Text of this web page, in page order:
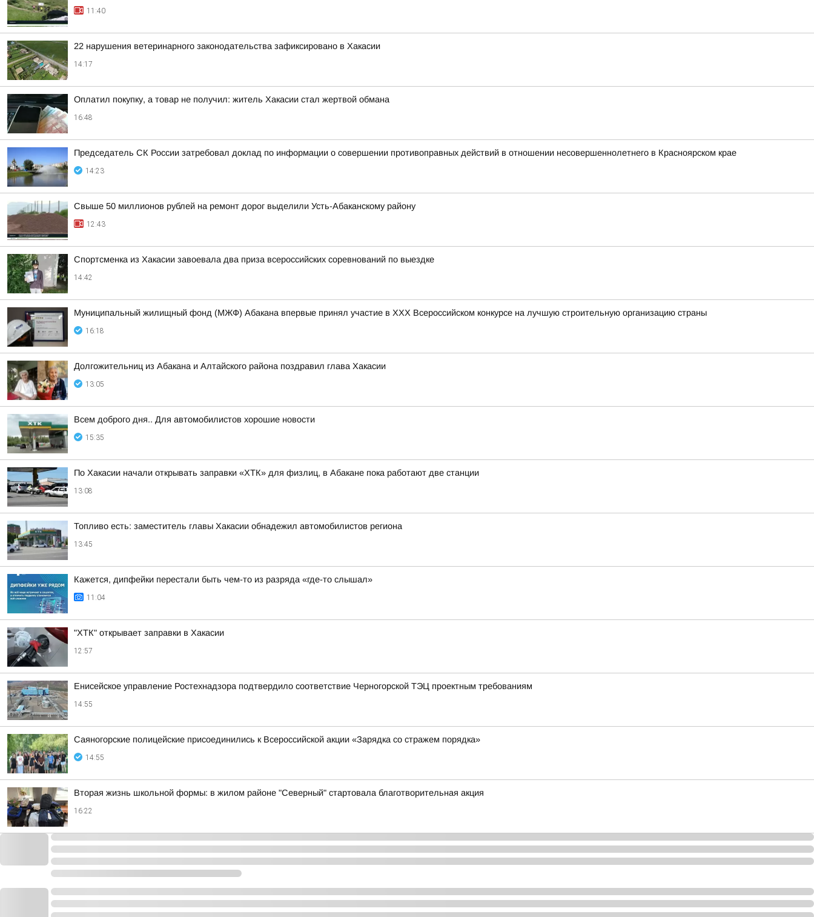
11:40
22 нарушения ветеринарного законодательства зафиксировано в Хакасии
14:17
Оплатил покупку, а товар не получил: житель Хакасии стал жертвой обмана
16:48
Председатель СК России затребовал доклад по информации о совершении противоправных действий в отношении несовершеннолетнего в Красноярском крае
14:23
Свыше 50 миллионов рублей на ремонт дорог выделили Усть-Абаканскому району
12:43
Спортсменка из Хакасии завоевала два приза всероссийских соревнований по выездке
14:42
Муниципальный жилищный фонд (МЖФ) Абакана впервые принял участие в ХХХ Всероссийском конкурсе на лучшую строительную организацию страны
16:18
Долгожительниц из Абакана и Алтайского района поздравил глава Хакасии
13:05
Всем доброго дня.. Для автомобилистов хорошие новости
15:35
По Хакасии начали открывать заправки «ХТК» для физлиц, в Абакане пока работают две станции
13:08
Топливо есть: заместитель главы Хакасии обнадежил автомобилистов региона
13:45
Кажется, дипфейки перестали быть чем-то из разряда «где-то слышал»
11:04
"ХТК" открывает заправки в Хакасии
12:57
Енисейское управление Ростехнадзора подтвердило соответствие Черногорской ТЭЦ проектным требованиям
14:55
Саяногорские полицейские присоединились к Всероссийской акции «Зарядка со стражем порядка»
14:55
Вторая жизнь школьной формы: в жилом районе "Северный" стартовала благотворительная акция
16:22